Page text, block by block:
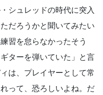
シュレッドの時代に突入
だろうかと聞いてみたい
習を怠らなかったそう
ターを弾いていた」と言
は、プレイヤーとして常
って、恐ろしいよね。だ